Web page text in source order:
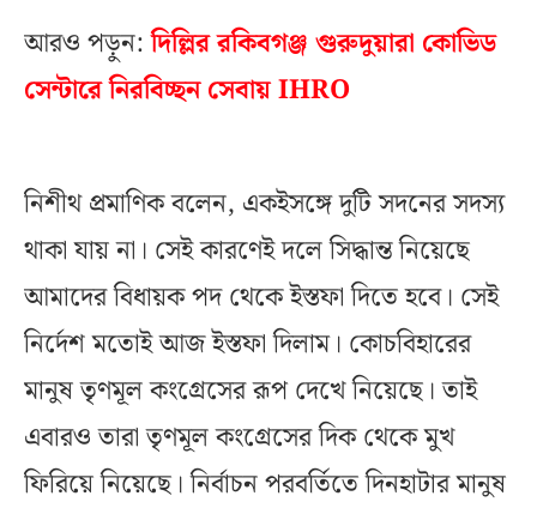
আরও পড়ুন:দিল্লির রকিবগঞ্জ গুরুদুয়ারা কোভিড
সেন্টারে নিরবিচ্ছন সেবায় IHRO
নিশীথ প্রমাণিক বলেন, একইসঙ্গে দুটি সদনের সদস্য
থাকা যায় না। সেই কারণেই দলে সিদ্ধান্ত নিয়েছে
আমাদের বিধায়ক পদ থেকে ইস্তফা দিতে হবে। সেই
নির্দেশ মতোই আজ ইস্তফা দিলাম। কোচবিহারের
মানুষ তৃণমূল কংগ্রেসের রূপ দেখে নিয়েছে। তাই
এবারও তারা তৃণমূল কংগ্রেসের দিক থেকে মুখ
ফিরিয়ে নিয়েছে। নির্বাচন পরবর্তিতে দিনহাটার মানুষ